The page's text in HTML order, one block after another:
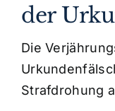
der
Die
Strafdrohung